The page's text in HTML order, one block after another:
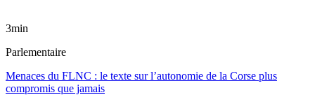
3min
Parlementaire
Menaces du FLNC : le texte sur l’autonomie de la Corse plus
compromis que jamais